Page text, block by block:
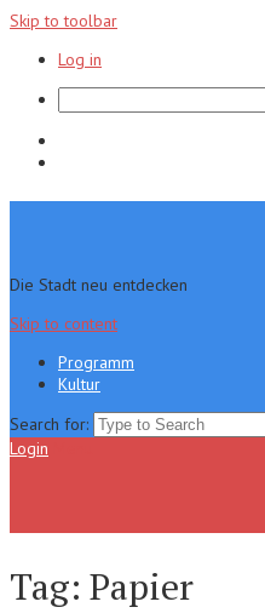
Skip to toolbar
Log in
Die Stadt neu entdecken
Skip to content
Programm
Kultur
Search for:
Login
Tag: Papier